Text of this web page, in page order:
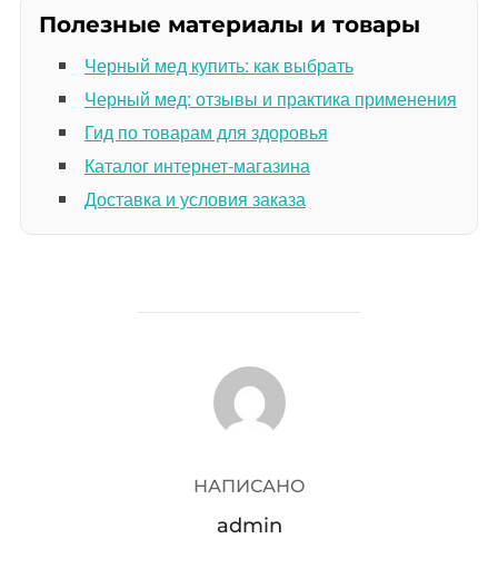
Полезные материалы и товары
Черный мед купить: как выбрать
Черный мед: отзывы и практика применения
Гид по товарам для здоровья
Каталог интернет-магазина
Доставка и условия заказа
АВТОР ЗАПИСИ
НАПИСАНО
admin